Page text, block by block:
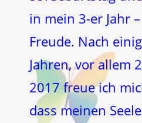
in mein 3-er Jahr
Freude. Nach
Jahren, vor allem
2017 freue ich
dass meinen